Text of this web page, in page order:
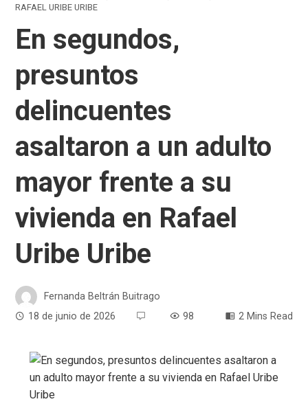
RAFAEL URIBE URIBE
En segundos,
presuntos
delincuentes
asaltaron a un adulto
mayor frente a su
vivienda en Rafael
Uribe Uribe
Fernanda Beltrán Buitrago
18 de junio de 2026
98 2 Mins Read